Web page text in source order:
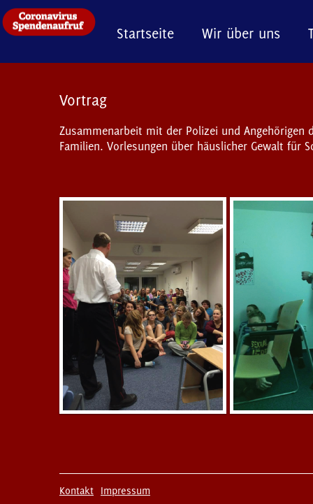
Startseite Wir über uns
Vortrag
Zusammenarbeit mit der Polizei und Angehörigen
Familien. Vorlesungen über häuslicher Gewalt für
Kontakt Impressum